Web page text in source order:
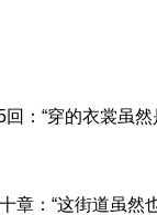
：“穿的衣裳虽
章：“这街道虽